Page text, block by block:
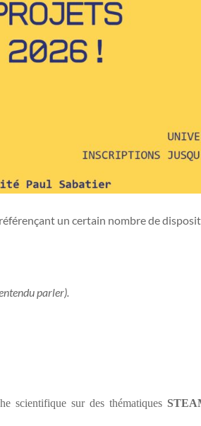
un certain nombre de
parler).
scientifique sur des thématiques